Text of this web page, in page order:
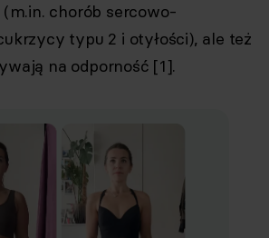
chorób sercowo-
typu 2 i otyłości), ale też
na odporność [1].